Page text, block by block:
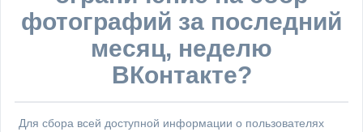
фотографий за последний
месяц, неделю
ВКонтакте?
Для сбора всей доступной информации о пользователях